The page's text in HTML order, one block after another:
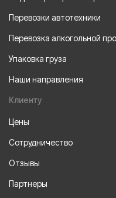
Перевозки автотехники
Перевозка алкогольной
Упаковка груза
Наши направления
Клиенту
Цены
Сотрудничество
Отзывы
Партнеры